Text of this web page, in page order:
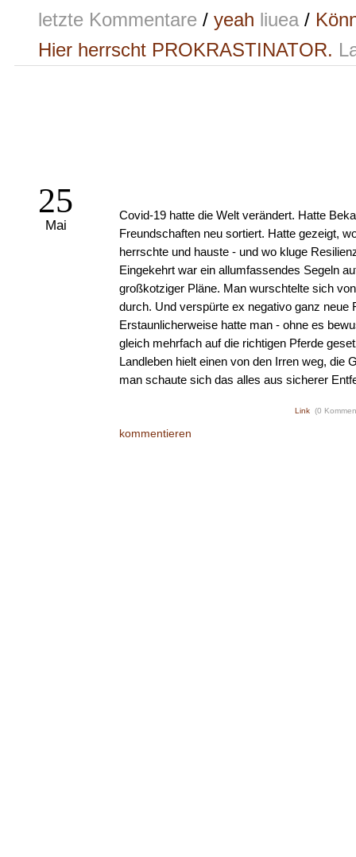
letzte Kommentare / yeah liuea /
Hier herrscht PROKRASTINATOR.
25
Mai
Covid-19 hatte die Welt verändert. Hatte
Freundschaften neu sortiert. Hatte gezeigt,
herrschte und hauste - und wo kluge
Eingekehrt war ein allumfassendes Segeln
großkotziger Pläne. Man wurschtelte sich
durch. Und verspürte ex negativo ganz neue
Erstaunlicherweise hatte man - ohne es
gleich mehrfach auf die richtigen Pferde
Landleben hielt einen von den Irren weg, die
man schaute sich das alles aus sicherer
Link (0
kommentieren